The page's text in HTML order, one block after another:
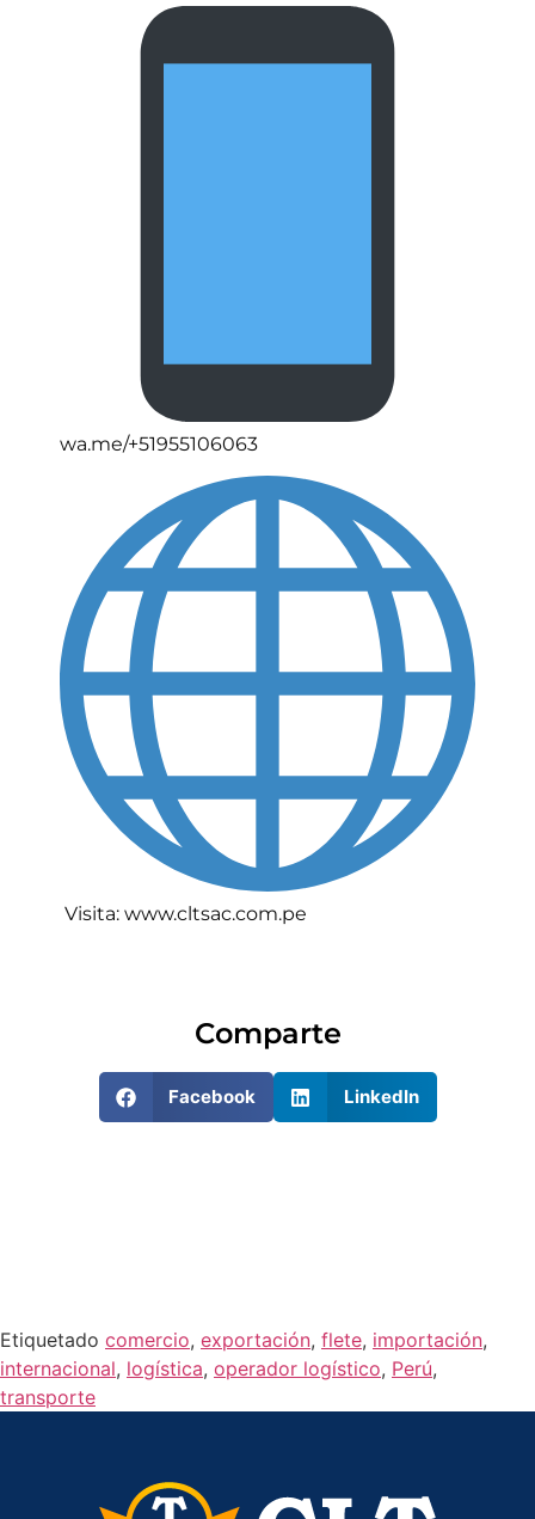
wa.me/+51955106063
Visita: www.cltsac.com.pe
Comparte
Facebook LinkedIn
Etiquetado comercio, exportación, flete, importación,
internacional, logística, operador logístico, Perú,
transporte